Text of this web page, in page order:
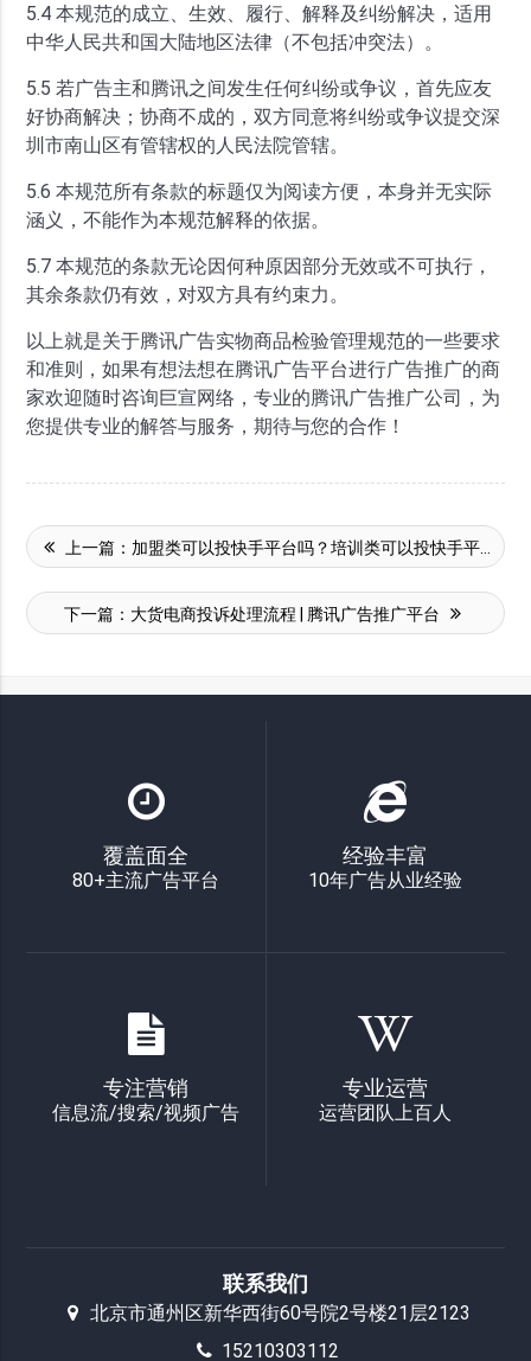
5.4 本规范的成立、生效、履行、解释及纠纷解决，适用
中华人民共和国大陆地区法律（不包括冲突法）。
5.5 若广告主和腾讯之间发生任何纠纷或争议，首先应友
好协商解决；协商不成的，双方同意将纠纷或争议提交深
圳市南山区有管辖权的人民法院管辖。
5.6 本规范所有条款的标题仅为阅读方便，本身并无实际
涵义，不能作为本规范解释的依据。
5.7 本规范的条款无论因何种原因部分无效或不可执行，
其余条款仍有效，对双方具有约束力。
以上就是关于腾讯广告实物商品检验管理规范的一些要求
和准则，如果有想法想在腾讯广告平台进行广告推广的商
家欢迎随时咨询巨宣网络，专业的腾讯广告推广公司，为
您提供专业的解答与服务，期待与您的合作！
上一篇： 加盟类可以投快手平台吗？培训类可以投快手平台吗？
下一篇： 大货电商投诉处理流程 | 腾讯广告推广平台
覆盖面全
80+主流广告平台
经验丰富
10年广告从业经验
专注营销
信息流/搜索/视频广告
专业运营
运营团队上百人
联系我们
北京市通州区新华西街60号院2号楼21层2123
15210303112